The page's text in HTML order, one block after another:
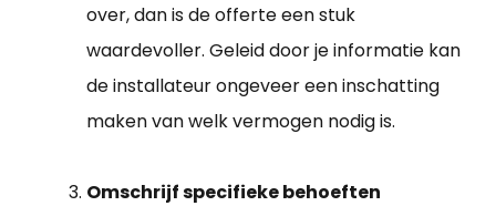
over, dan is de offerte een stuk
waardevoller. Geleid door je informatie kan
de installateur ongeveer een inschatting
maken van welk vermogen nodig is.
Omschrijf specifieke behoeften